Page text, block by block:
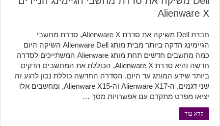
Alienware X
חברת Dell משיקה את סדרת Alienware X, סדרת מחשבי
הגיימינג הדקה ביותר מבית מותג Alienware Dell השיקה היום
כמה מחשבים חדשים תחת מותג Alienware המשתייכים לסדרה
חדשה והיא סדרת Alienware X, הכוללת את המחשבים הדקים
ביותר שידע המותג עד היום. הסדרה החדשה כוללת נכון לרגע זה
שני דגמים, ה-Alienware X17 וה-Alienware X15, ומחשבים אלו
יציאו מפרט מתקדם עם אפשרויות מסך …
קרא עוד